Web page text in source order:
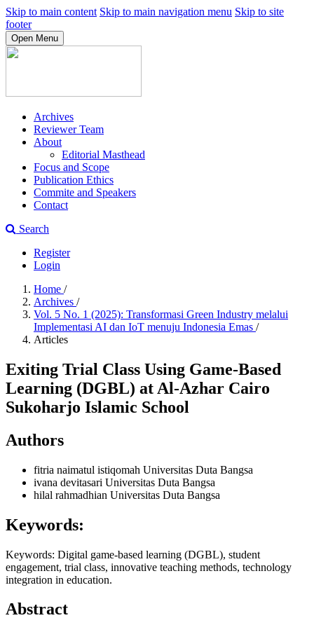
Skip to main content Skip to main navigation menu Skip to site
footer
Open Menu
Archives
Reviewer Team
About
Editorial Masthead
Focus and Scope
Publication Ethics
Commite and Speakers
Contact
Search
Register
Login
Home /
Archives /
Vol. 5 No. 1 (2025): Transformasi Green Industry melalui
Implementasi AI dan IoT menuju Indonesia Emas /
Articles
Exiting Trial Class Using Game-Based
Learning (DGBL) at Al-Azhar Cairo
Sukoharjo Islamic School
Authors
fitria naimatul istiqomah Universitas Duta Bangsa
ivana devitasari Universitas Duta Bangsa
hilal rahmadhian Universitas Duta Bangsa
Keywords:
Keywords: Digital game-based learning (DGBL), student
engagement, trial class, innovative teaching methods, technology
integration in education.
Abstract